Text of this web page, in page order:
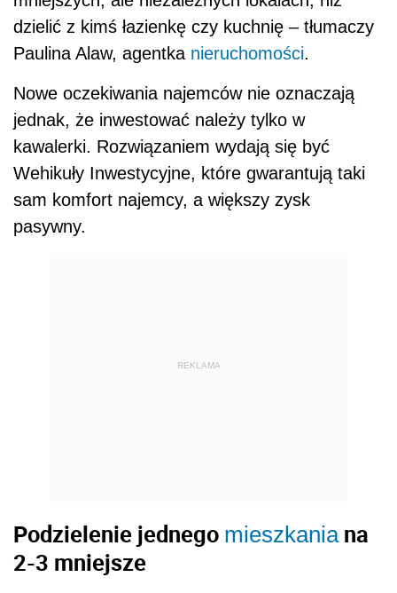
dzielić z kimś łazienkę czy kuchnię – tłumaczy
Paulina Alaw, agentka nieruchomości.
Nowe oczekiwania najemców nie oznaczają
jednak, że inwestować należy tylko w
kawalerki. Rozwiązaniem wydają się być
Wehikuły Inwestycyjne, które gwarantują taki
sam komfort najemcy, a większy zysk
pasywny.
REKLAMA
Podzielenie jednego mieszkaniana
2-3 mniejsze